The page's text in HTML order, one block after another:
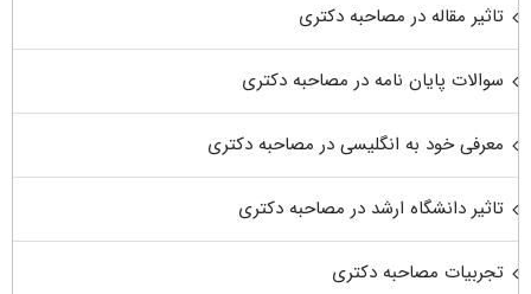
تاثیر مقاله در مصاحبه دکتری
سوالات پایان نامه در مصاحبه دکتری
معرفی خود به انگلیسی در مصاحبه دکتری
تاثیر دانشگاه ارشد در مصاحبه دکتری
تجربیات مصاحبه دکتری